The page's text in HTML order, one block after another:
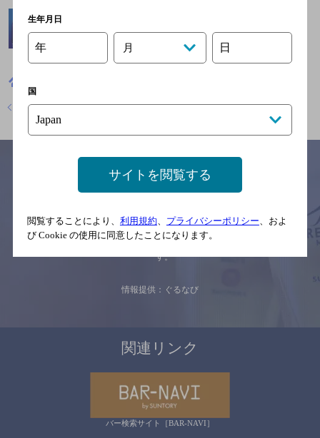
店舗トップに戻る
※それぞれのお店のメニューや営業時間などの掲載情報については、
予告なしに変更されることがありますので、
す。
情報提供：ぐるなび
関連リンク
バー検索サイト［BAR-NAVI］
生年月日
年 月 日
国
サイトを閲覧する
閲覧することにより、 利用規約 プライバシーポリシー 、およ
び Cookie の使用に同意したことになります。